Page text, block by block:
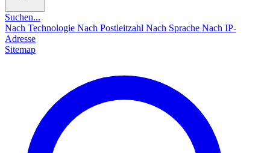
Suchen...
Nach Technologie Nach Postleitzahl Nach Sprache Nach IP-
Adresse
Sitemap